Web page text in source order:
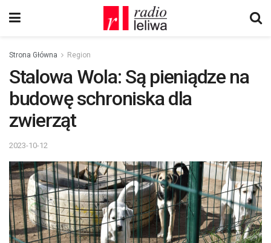
Strona Główna Region
Stalowa Wola: Są pieniądze na
budowę schroniska dla
zwierząt
2023-10-12